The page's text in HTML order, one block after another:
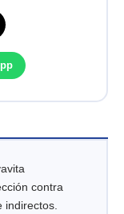
contra